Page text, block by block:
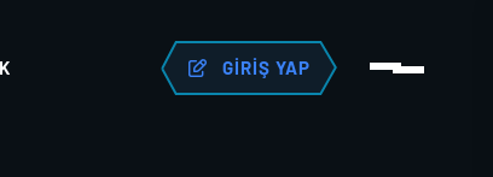
GIRIŞ YAP